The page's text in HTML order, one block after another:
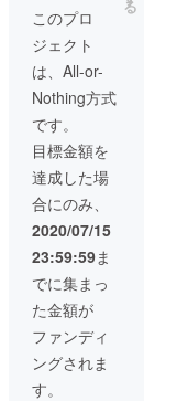
違いは
ますの
で、ご
ださい
※商品写
真はサ
ンプル
になり
ます。
ご支援
に制作
いたし
ますの
で、写
真と実
際の商
品で
は、色
合い、
大きさ
や形に
若干の
違いは
リング
＆ネッ
クレス
＆ピア
ス 全６
点セッ
リー
ボック
ス代・
送料代
込み ※
リング
サイズ
はご希
望サイ
ズで制
作いた
します
ので、
る
このプロ
ジェクト
は、All-or-
Nothing方式
です。
目標金額を
達成した場
合にのみ、
2020/07/15
23:59:59ま
でに集まっ
た金額が
ファンディ
ングされま
す。